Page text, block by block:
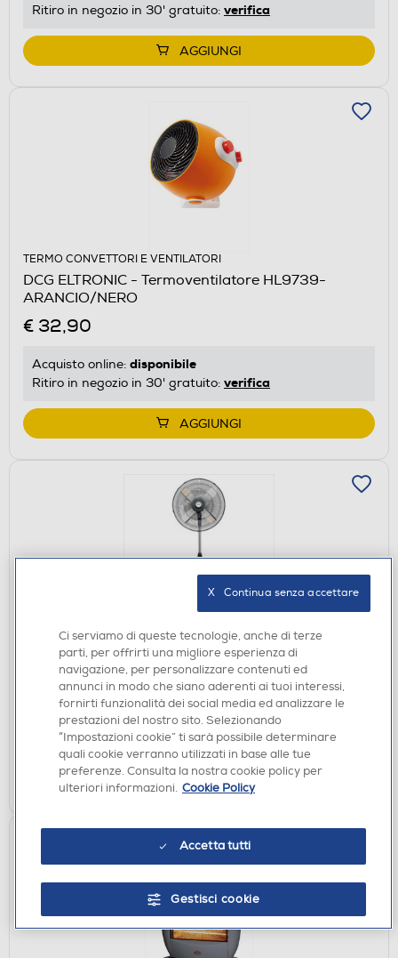
Ritiro in negozio in 30' gratuito: verifica
AGGIUNGI
TERMO CONVETTORI E VENTILATORI
DCG ELTRONIC - Termoventilatore HL9739-
ARANCIO/NERO
€ 32,90
Acquisto online: disponibile
Ritiro in negozio in 30' gratuito: verifica
AGGIUNGI
VENTILATORI
DCG ELTRONIC - VE1655 B-Nero
€ 39,90
Acquisto online:disponibile
Ritiro in negozio in 30' gratuito:verifica
AGGIUNGI
Ci serviamo di queste tecnologie, anche di terze
parti, per offrirti una migliore esperienza di
navigazione, per personalizzare contenuti ed
annunci in modo che siano aderenti ai tuoi interessi,
fornirti funzionalità dei social media ed analizzare le
prestazioni del nostro sito. Selezionando
“Impostazioni cookie” ti sarà possibile determinare
quali cookie verranno utilizzati in base alle tue
preferenze. Consulta la nostra cookie policy per
ulteriori informazioni. Cookie Policy
Accetta tutti
Gestisci cookie
X   Continua senza accettare